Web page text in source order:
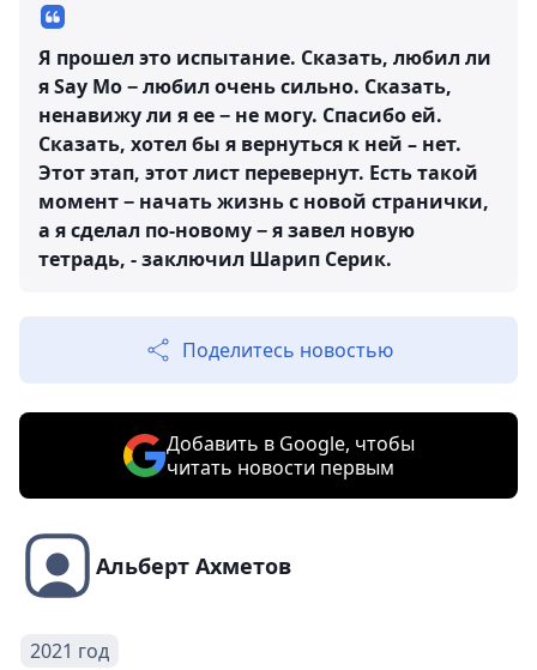
Я прошел это испытание. Сказать, любил ли
я Say Mo − любил очень сильно. Сказать,
ненавижу ли я ее − не могу. Спасибо ей.
Сказать, хотел бы я вернуться к ней – нет.
Этот этап, этот лист перевернут. Есть такой
момент − начать жизнь с новой странички,
а я сделал по-новому − я завел новую
тетрадь, - заключил Шарип Серик.
Поделитесь новостью
Добавить в Google, чтобы
читать новости первым
Альберт Ахметов
2021 год